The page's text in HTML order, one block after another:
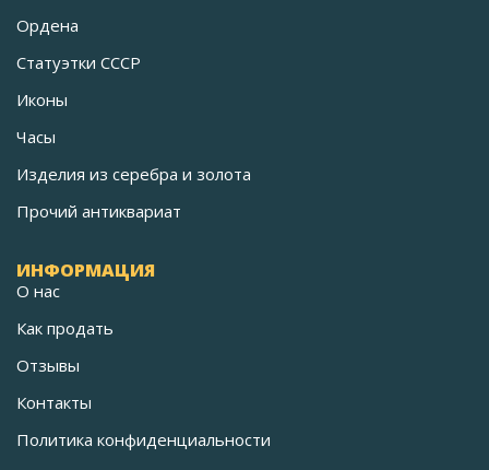
Ордена
Статуэтки СССР
Иконы
Часы
Изделия из серебра и золота
Прочий антиквариат
ИНФОРМАЦИЯ
О нас
Как продать
Отзывы
Контакты
Политика конфиденциальности